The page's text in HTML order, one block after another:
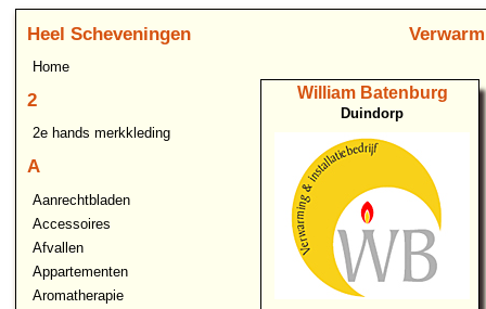
Heel Scheveningen
Home
2
2e hands merkkleding
A
Aanrechtbladen
Accessoires
Afvallen
Appartementen
Aromatherapie
William Batenburg
Duindorp